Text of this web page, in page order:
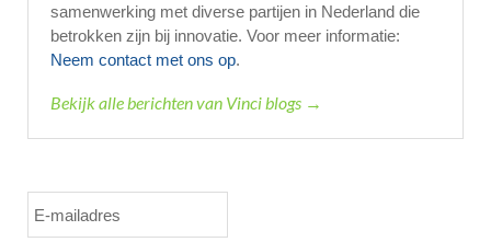
samenwerking met diverse partijen in Nederland die
betrokken zijn bij innovatie. Voor meer informatie:
Neem contact met ons op.
Bekijk alle berichten van Vinci blogs →